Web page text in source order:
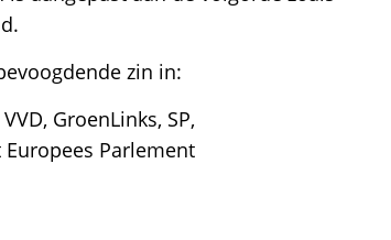
zin in:
GroenLinks, SP,
Parlement